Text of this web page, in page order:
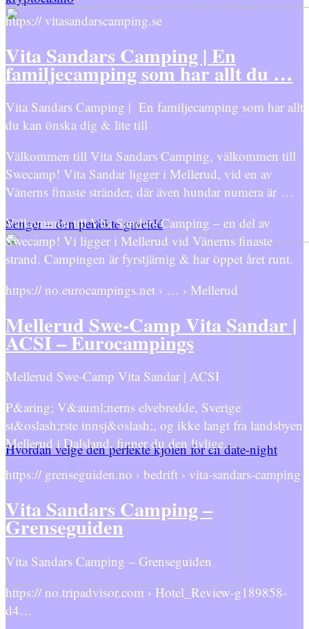
Senger – den perfekte gaveidé
Hvordan velge den perfekte kjolen for en date-night
https:// vitasandarscamping.se
Vita Sandars Camping | En
familjecamping som har allt du …
Vita Sandars Camping | En familjecamping som har allt
du kan önska dig & lite till
Välkommen till Vita Sandars Camping, välkommen till
Swecamp! Vita Sandar ligger i Mellerud, vid en av
Vänerns finaste stränder, där även hundar numera är …
Välkommen till Vita Sandars Camping – en del av
Swecamp! Vi ligger i Mellerud vid Vänerns finaste
strand. Campingen är fyrstjärnig & har öppet året runt.
https:// no.eurocampings.net › … › Mellerud
Mellerud Swe-Camp Vita Sandar |
ACSI – Eurocampings
Mellerud Swe-Camp Vita Sandar | ACSI
P&aring; V&auml;nerns elvebredde, Sverige
st&oslash;rste innsj&oslash;, og ikke langt fra landsbyen
Mellerud i Dalsland, finner du den livlige…
https:// grenseguiden.no › bedrift › vita-sandars-camping
Vita Sandars Camping –
Grenseguiden
Vita Sandars Camping – Grenseguiden
https:// no.tripadvisor.com › Hotel_Review-g189858-
d4…